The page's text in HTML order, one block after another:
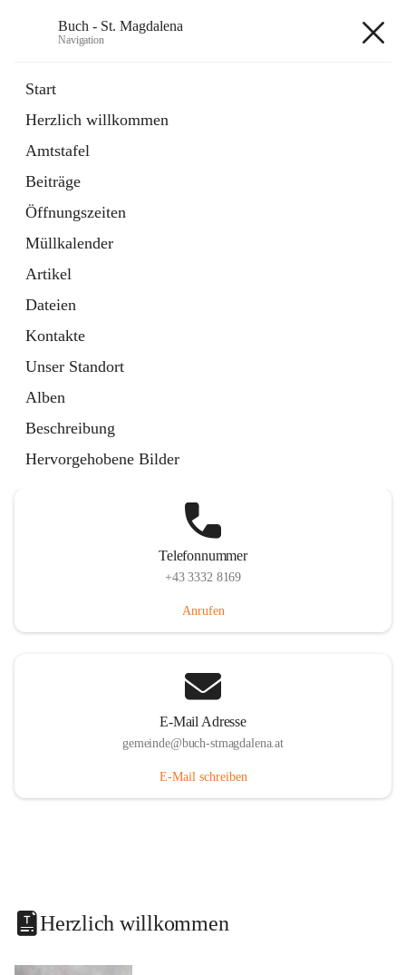
Buch - St. Magdalena
Navigation
Start
Herzlich willkommen
Amtstafel
Beiträge
Öffnungszeiten
Müllkalender
Artikel
Dateien
Kontakte
Unser Standort
Alben
Beschreibung
Hervorgehobene Bilder
11 Schnellzugriffe
Bürgerservice
10 Schnellzugriffe
Telefonnummer
+43 3332 8169
Anrufen
E-Mail Adresse
gemeinde@buch-stmagdalena.at
E-Mail schreiben
Herzlich willkommen